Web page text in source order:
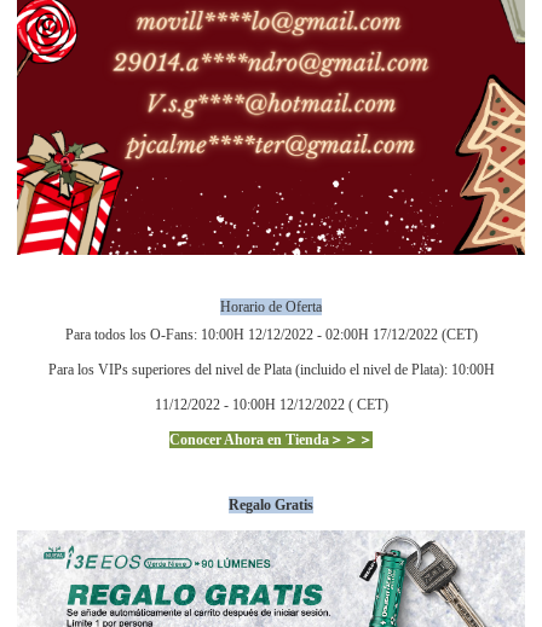
Horario de Oferta
Para todos los O-Fans: 10:00H 12/12/2022 - 02:00H 17/12/2022 (CET)
Para los VIPs superiores del nivel de Plata (incluido el nivel de Plata): 10:00H
11/12/2022 - 10:00H 12/12/2022 ( CET)
Conocer Ahora en Tienda＞＞＞
Regalo Gratis